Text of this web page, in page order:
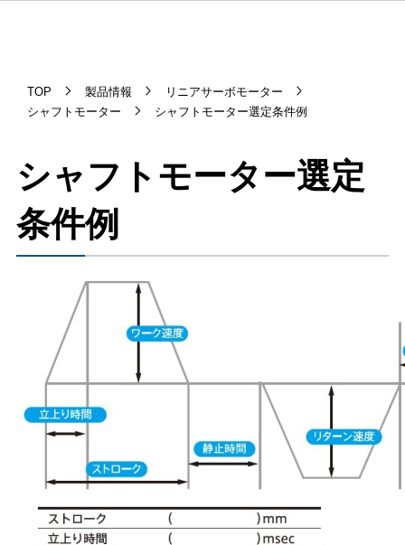
TOP 製品情報
リニアサーボモーター
シャフトモーター
シャフトモーター選定条件例
シャフトモーター選定
条件例